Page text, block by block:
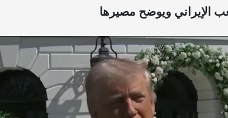
الإيراني ويوضح مصيرها